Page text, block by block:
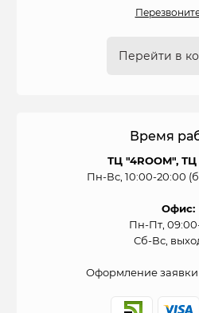
Перейти в
Время
ТЦ "4ROOM",
Пн-Вс, 10:00-20:00
Офис:
Пн-Пт,
Сб-Вс,
Оформление заявки